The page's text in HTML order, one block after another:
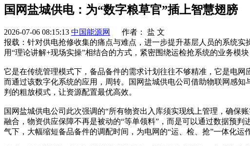
国网盐城供电：为“数字粮草官”插上智慧翅膀
2026-07-06 08:15:13 中国能源网
作者： 盐 文
报载：针对供电抢修收集的痛点与难点，进一步提升基层人员的系统
用“理论讲解+现场实操”相结合的方式，紧密围绕运检抢系统的业务模
它是在传统管理模式下，备品备件的需求计划往往不够精准，它是电
而通过该数字化系统的应用，周转。国网盐城供电公司借助物联网感
判的粗放模式，让资源配置最优高效。
国网盐城供电公司此次强调的“所有物资出入库须实现线上管理，确保
融合，物资供应保障不再是被动的“等单领料”，而是可以通过数据预
气下，大幅缩短备品备件的调配时间，为电网的“运、检、抢”一体化运